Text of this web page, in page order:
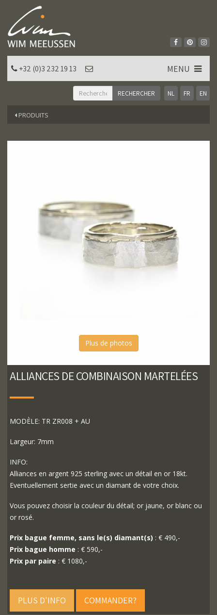
NL FR EN
+32 (0)3 232 19 13 MENU
PRODUITS
Plus de photos
ALLIANCES DE COMBINAISON MARTELÉES
MODÈLE: TR ZR008 + AU
Largeur: 7mm
INFO:
Alliances en argent 925 sterling avec un détail en or 18kt.
Eventuellement sertie avec un diamant de votre choix.
Vous pouvez choisir la couleur du détail; or jaune, or blanc ou
or rosé.
Prix bague femme, sans le(s) diamant(s) : € 490,-
Prix bague homme : € 590,-
Prix par paire : € 1080,-
PLUS D'INFO COMMANDER?